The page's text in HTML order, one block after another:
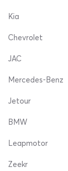
Kia
Chevrolet
JAC
Mercedes-Benz
Jetour
BMW
Leapmotor
Zeekr